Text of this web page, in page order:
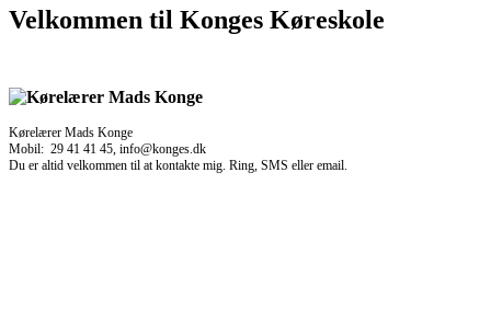
Velkommen til Konges Køreskole
Kørelærer Mads Konge
Mobil: 29 41 41 45, info@konges.dk
Du er altid velkommen til at kontakte mig. Ring, SMS eller email.